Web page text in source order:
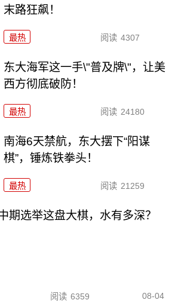
末路狂飙！
最热 阅读 4307
东大海军这一手\"普及牌\"，让美
西方彻底破防！
最热 阅读 24180
南海6天禁航，东大摆下“阳谋
棋”，锤炼铁拳头！
最热 阅读 21259
期选举这盘大棋，水有多深？
阅读 6359 08-04